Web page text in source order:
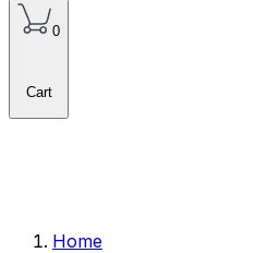
0
Cart
Home